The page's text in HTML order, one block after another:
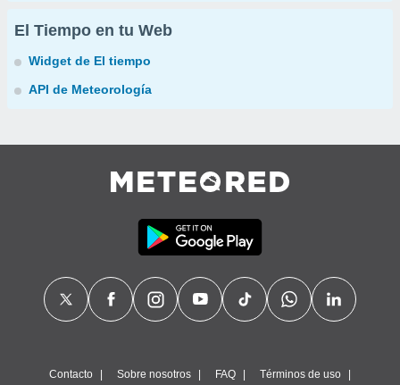
El Tiempo en tu Web
Widget de El tiempo
API de Meteorología
Contacto Sobre nosotros FAQ Términos de uso